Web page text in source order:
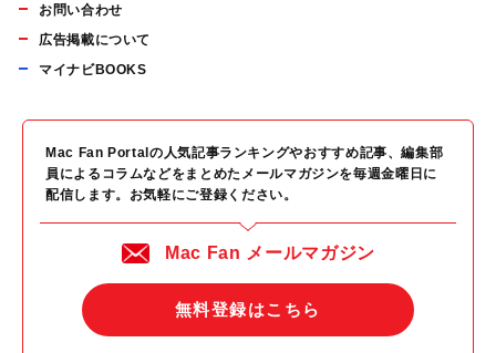
お問い合わせ
広告掲載について
マイナビBOOKS
Mac Fan Portalの人気記事ランキングやおすすめ記事、編集部
員によるコラムなどをまとめたメールマガジンを毎週金曜日に
配信します。お気軽にご登録ください。
Mac Fan メールマガジン
無料登録はこちら